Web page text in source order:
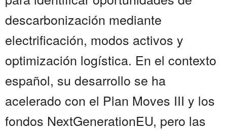
descarbonización mediante
electrificación, modos activos y
optimización logística. En el contexto
español, su desarrollo se ha
acelerado con el Plan Moves III y los
fondos NextGenerationEU, pero las